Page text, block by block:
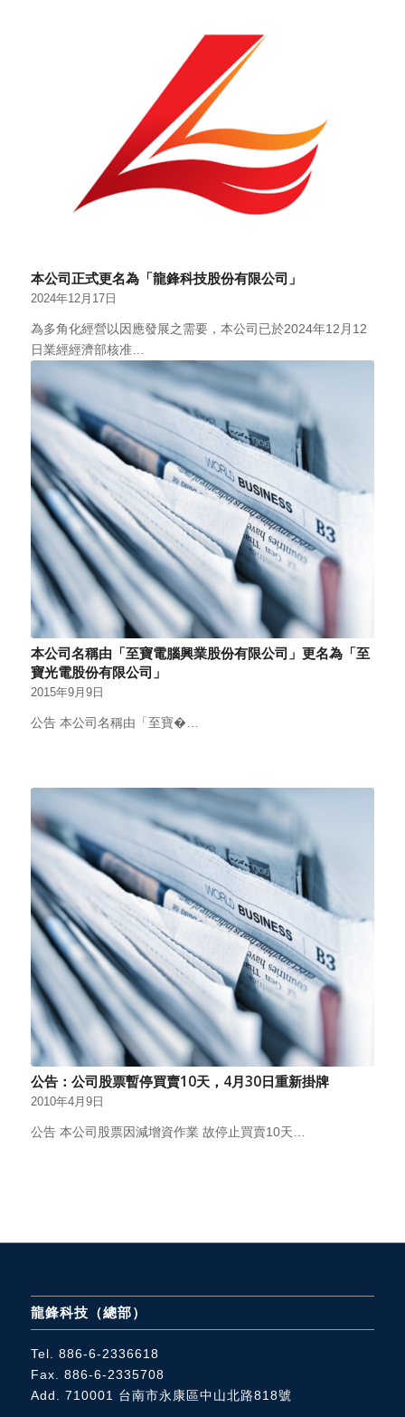
本公司正式更名為「龍鋒科技股份有限公司」
2024年12月17日
為多角化經營以因應發展之需要，本公司已於2024年12月12
日業經經濟部核准…
本公司名稱由「至寶電腦興業股份有限公司」更名為「至
寶光電股份有限公司」
2015年9月9日
公告 本公司名稱由「至寶�…
公告：公司股票暫停買賣10天，4月30日重新掛牌
2010年4月9日
公告 本公司股票因減增資作業 故停止買賣10天…
龍鋒科技（總部）
Tel. 886-6-2336618
Fax. 886-6-2335708
Add. 710001 台南市永康區中山北路818號